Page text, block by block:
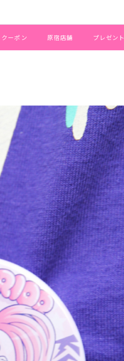
クーポン 原宿店舗 プレゼント